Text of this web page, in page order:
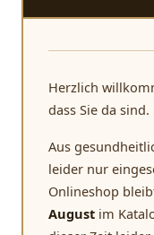
Herzlich
dass Sie da sind.
Aus
leider nur
Onlineshop
August im